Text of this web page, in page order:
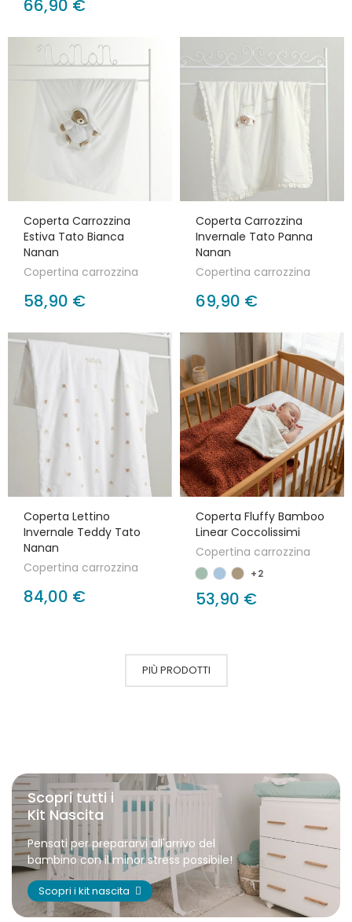
66,90 €
Coperta Carrozzina
Estiva Tato Bianca
Nanan
Copertina carrozzina
58,90 €
Coperta Carrozzina
Invernale Tato Panna
Nanan
Copertina carrozzina
69,90 €
Coperta Lettino
Invernale Teddy Tato
Nanan
Copertina carrozzina
84,00 €
Coperta Fluffy Bamboo
Linear Coccolissimi
Copertina carrozzina
+2
53,90 €
PIÙ PRODOTTI
Scopri tutti i
Kit Nascita
Pensati per prepararvi all'arrivo del
bambino con il minor stress possibile!
Scopri i kit nascita